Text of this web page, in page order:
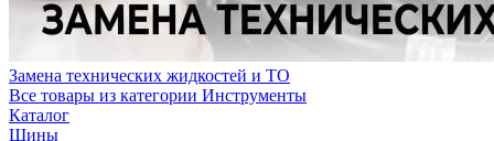
Замена технических жидкостей и ТО
Все товары из категории Инструменты
Каталог
Шины